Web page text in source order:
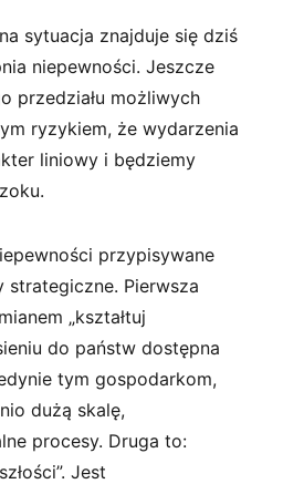
sytuacja znajduje się dziś
niepewności. Jeszcze
przedziału możliwych
ryzykiem, że wydarzenia
liniowy i będziemy
przypisywane
strategiczne. Pierwsza
„kształtuj
do państw dostępna
tym gospodarkom,
dużą skalę,
procesy. Druga to:
Jest